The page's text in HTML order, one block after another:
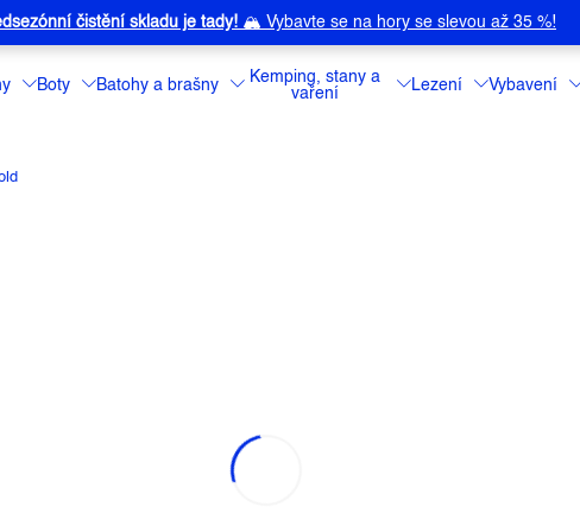
čistění skladu je tady! 🏔️ Vybavte se na hory se slevou až 35 %!
Boty Batohy a brašny
Kemping, stany a
vaření
Lezení Vybavení